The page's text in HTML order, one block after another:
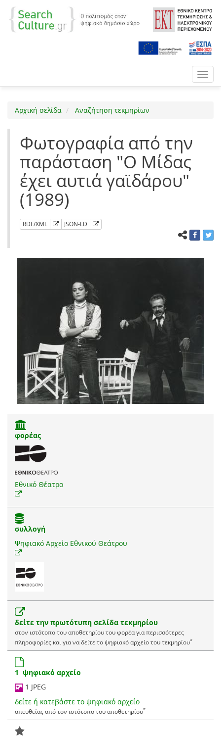
Αρχική σελίδα Αναζήτηση τεκμηρίων
Φωτογραφία από την
παράσταση "Ο Μίδας
έχει αυτιά γαϊδάρου"
(1989)
RDF/XML JSON-LD
φορέας
Εθνικό Θέατρο
συλλογή
Ψηφιακό Αρχείο Εθνικού Θεάτρου
δείτε την πρωτότυπη σελίδα τεκμηρίου
στον ιστότοπο του αποθετηρίου του φορέα για περισσότερες
πληροφορίες και για να δείτε το ψηφιακό αρχείο του τεκμηρίου*
1 ψηφιακό αρχείο
1 JPEG
δείτε ή κατεβάστε το ψηφιακό αρχείο
απευθείας από τον ιστότοπο του αποθετηρίου*